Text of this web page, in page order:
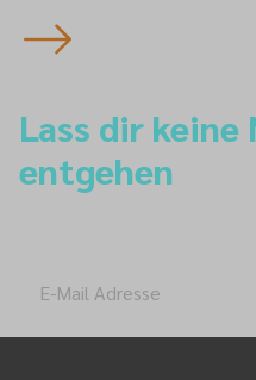
Lass dir
entgehen